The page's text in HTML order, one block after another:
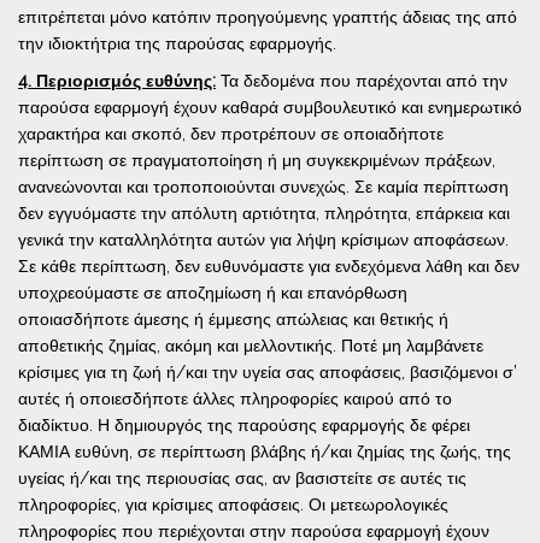
επιτρέπεται μόνο κατόπιν προηγούμενης γραπτής άδειας της από
την ιδιοκτήτρια της παρούσας εφαρμογής.
4. Περιορισμός ευθύνης: Τα δεδομένα που παρέχονται από την
παρούσα εφαρμογή έχουν καθαρά συμβουλευτικό και ενημερωτικό
χαρακτήρα και σκοπό, δεν προτρέπουν σε οποιαδήποτε
περίπτωση σε πραγματοποίηση ή μη συγκεκριμένων πράξεων,
ανανεώνονται και τροποποιούνται συνεχώς. Σε καμία περίπτωση
δεν εγγυόμαστε την απόλυτη αρτιότητα, πληρότητα, επάρκεια και
γενικά την καταλληλότητα αυτών για λήψη κρίσιμων αποφάσεων.
Σε κάθε περίπτωση, δεν ευθυνόμαστε για ενδεχόμενα λάθη και δεν
υποχρεούμαστε σε αποζημίωση ή και επανόρθωση
οποιασδήποτε άμεσης ή έμμεσης απώλειας και θετικής ή
αποθετικής ζημίας, ακόμη και μελλοντικής. Ποτέ μη λαμβάνετε
κρίσιμες για τη ζωή ή/και την υγεία σας αποφάσεις, βασιζόμενοι σ’
αυτές ή οποιεσδήποτε άλλες πληροφορίες καιρού από το
διαδίκτυο. Η δημιουργός της παρούσης εφαρμογής δε φέρει
ΚΑΜΙΑ ευθύνη, σε περίπτωση βλάβης ή/και ζημίας της ζωής, της
υγείας ή/και της περιουσίας σας, αν βασιστείτε σε αυτές τις
πληροφορίες, για κρίσιμες αποφάσεις. Οι μετεωρολογικές
πληροφορίες που περιέχονται στην παρούσα εφαρμογή έχουν